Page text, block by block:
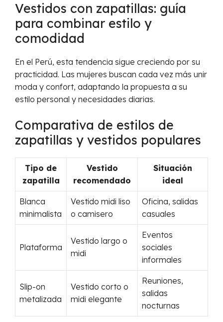
Vestidos con zapatillas: guía
para combinar estilo y
comodidad
En el Perú, esta tendencia sigue creciendo por su
practicidad. Las mujeres buscan cada vez más unir
moda y confort, adaptando la propuesta a su
estilo personal y necesidades diarias.
Comparativa de estilos de
zapatillas y vestidos populares
Tipo de
zapatilla
Vestido
recomendado
Situación
ideal
Blanca
minimalista
Vestido midi liso
o camisero
Oficina, salidas
casuales
Plataforma
Vestido largo o
midi
Eventos
sociales
informales
Slip-on
metalizada
Vestido corto o
midi elegante
Reuniones,
salidas
nocturnas